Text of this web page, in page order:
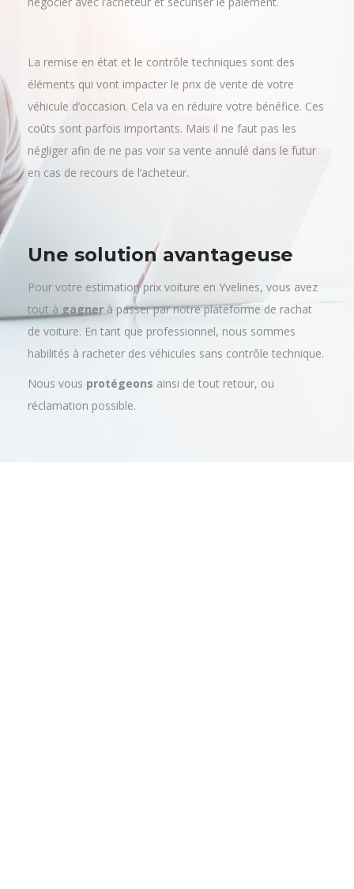
La remise en état et le contrôle techniques sont des
éléments qui vont impacter le prix de vente de votre
véhicule d’occasion. Cela va en réduire votre bénéfice. Ces
coûts sont parfois importants. Mais il ne faut pas les
négliger afin de ne pas voir sa vente annulé dans le futur
en cas de recours de l’acheteur.
Une solution avantageuse
Pour votre estimation prix voiture en Yvelines, vous avez
tout à gagner à passer par notre plateforme de rachat
de voiture. En tant que professionnel, nous sommes
habilités à racheter des véhicules sans contrôle technique.
Nous vous protégeons ainsi de tout retour, ou
réclamation possible.